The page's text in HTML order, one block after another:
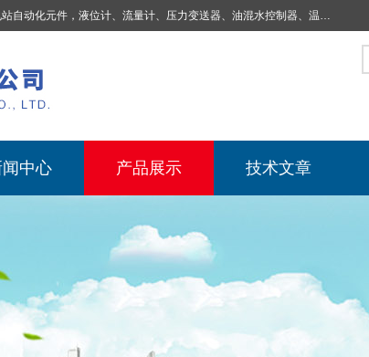
位计、流量计、压力变送器、油混水控制器、温度传感器、电磁阀球阀蝶阀、测速装置、位移变送器、油冷却器、自动补气装置、机械过速保护装置、排水控制柜、压油装置控制系统、液位集中控制系统、水力量测控制系统、水轮发电机组监测系统、电容式液位开关、压力表、测温制动柜、蝴蝶阀球阀控制柜 |
闻中心 产品展示 技术文章